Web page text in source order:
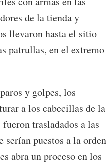
de la tienda y
llevaron hasta el sitio
patrullas, en el extremo
y golpes, los
a los cabecillas de la
trasladados a las
serían puestos a la orden
abra un proceso en los